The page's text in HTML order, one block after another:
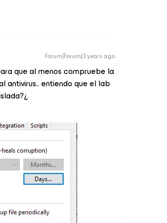
Forum|Forum|3 years ago
que al menos compruebe la
antivirus.. entiendo que el lab